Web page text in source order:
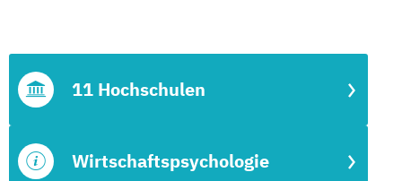
Wirtschaftspsychologie
11 Hochschulen